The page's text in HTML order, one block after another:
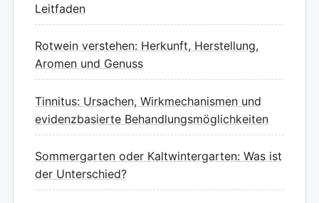
Leitfaden
Rotwein verstehen: Herkunft, Herstellung,
Aromen und Genuss
Tinnitus: Ursachen, Wirkmechanismen und
evidenzbasierte Behandlungsmöglichkeiten
Sommergarten oder Kaltwintergarten: Was ist
der Unterschied?